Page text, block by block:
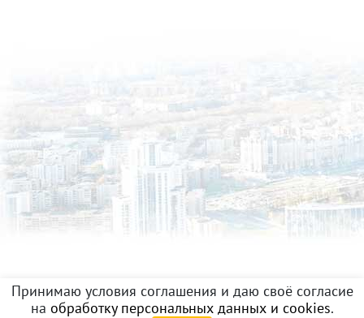
Принимаю условия соглашения и даю своё согласие
на обработку персональных данных и cookies.